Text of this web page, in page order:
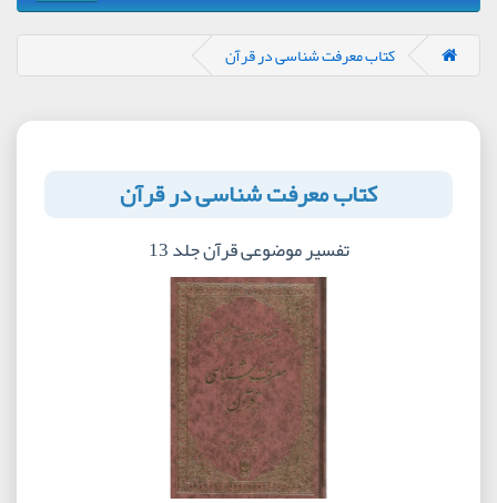
کتاب معرفت شناسی در قرآن
کتاب معرفت شناسی در قرآن
تفسیر موضوعی قرآن جلد 13